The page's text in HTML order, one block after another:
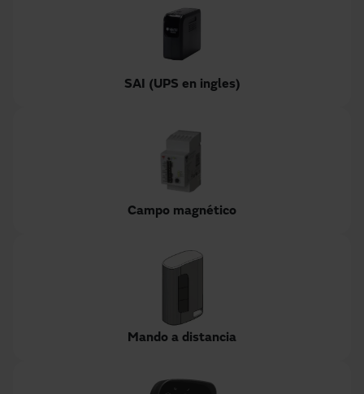
SAI (UPS en ingles)
Campo magnético
Mando a distancia